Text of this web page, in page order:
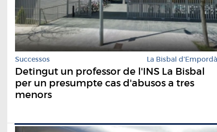
Successos La Bisbal d'Empordà
Detingut un professor de l'INS La Bisbal
per un presumpte cas d'abusos a tres
menors